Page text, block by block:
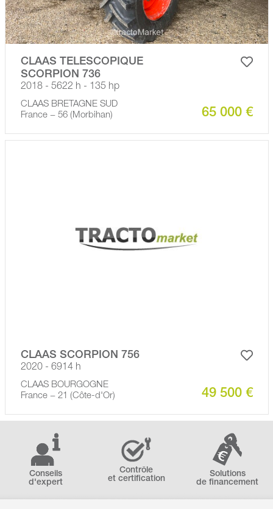
CLAAS TELESCOPIQUE
SCORPION 736
2018 - 5622 h - 135 hp
CLAAS BRETAGNE SUD
France − 56 (Morbihan)
65 000 €
CLAAS SCORPION 756
2020 - 6914 h
CLAAS BOURGOGNE
France − 21 (Côte-d'Or)
49 500 €
Conseils
d'expert
Contrôle
et certification
Solutions
de financement